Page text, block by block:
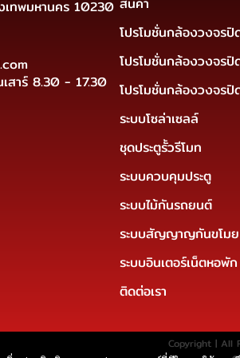
ทพมหานคร 10230
สาร์ 8.30 - 17.30
โปรโมชั่นกล้องวงจร
โปรโมชั่นกล้องวงจร
โปรโมชั่นกล้องวงจร
ระบบโซล่าเซลล์
ชุดประตูรั้วรีโมท
ระบบควบคุมประตู
ระบบไม้กันรถยนต์
ระบบสัญญาญกันขโมย
ระบบอินเตอร์เน็ตหอพัก
ติดต่อเรา
Copyright | All